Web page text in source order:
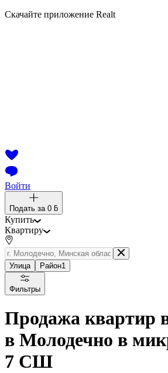
Скачайте приложение Realt
Войти
Подать за 0 ƃ
Купить
Квартиру
Улица Район1
Фильтры
Продажа квартир
в Молодечно в
7 СШ